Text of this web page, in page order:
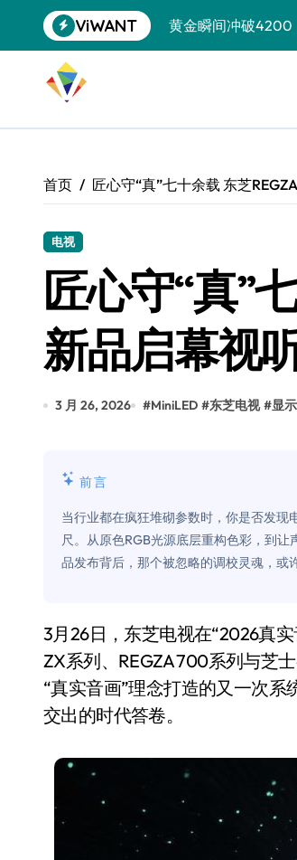
到
ViWANT
黄金瞬间冲破4200
Peloton 新车实测
Xbox七月大崩盘：
谷歌DeepMind创始
400层堆叠、性能
召回X9、合作大
比Model 3便宜？
Windows 11家庭版
你的U盘格式对了吗
轻到忽略不计 大疆
从“卖电视”到“定
小米涨价！K90跳
长鑫上市只是开胃
首页 匠心守“真”七十余载 东芝
电视
匠心守“真”
新品启幕视
3 月 26, 2026 #MiniLED #东芝电视 #显
前言
当行业都在疯狂堆砌参数时，你是否发现
尺。从原色RGB光源底层重构色彩，到
品发布背后，那个被忽略的调校灵魂，或
3月26日，东芝电视在“2026真实音画暨原色RGB Mini LED旗舰新品发布会”上，正式发布REGZA
ZX系列、REGZA 700系列与芝
“真实音画”理念打造的又一次
交出的时代答卷。